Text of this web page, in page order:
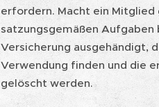
erfordern. Macht ein
satzungsgemäßen
Versicherung ausgehändigt,
Verwendung finden und die
gelöscht werden.